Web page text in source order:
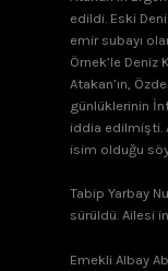
edildi. Eski
emir subayı
Örnek’le Deniz
Atakan’ın,
günlüklerinin
iddia edilmişti.
isim olduğu
Tabip Yarbay
sürüldü. Ailesi
Emekli Albay